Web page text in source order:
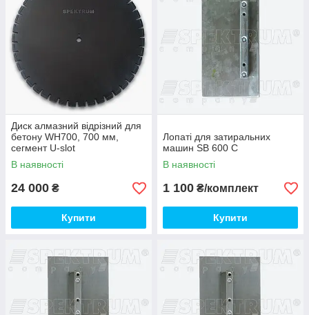
Диск алмазний відрізний для
бетону WH700, 700 мм,
сегмент U-slot
В наявності
24 000 ₴
Купити
Лопаті для затиральних
машин SB 600 С
В наявності
1 100 ₴/комплект
Купити